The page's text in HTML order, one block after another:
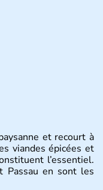
et recourt à
viandes épicées et
l’essentiel.
Passau en sont les